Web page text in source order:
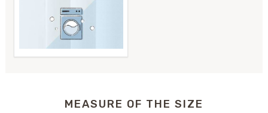
MEASURE OF THE SIZE